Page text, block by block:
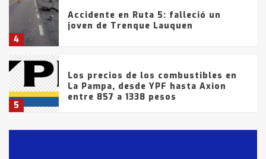
4
Accidente en Ruta 5: falleció un
joven de Trenque Lauquen
5
Los precios de los combustibles en
La Pampa, desde YPF hasta Axion
entre 857 a 1338 pesos